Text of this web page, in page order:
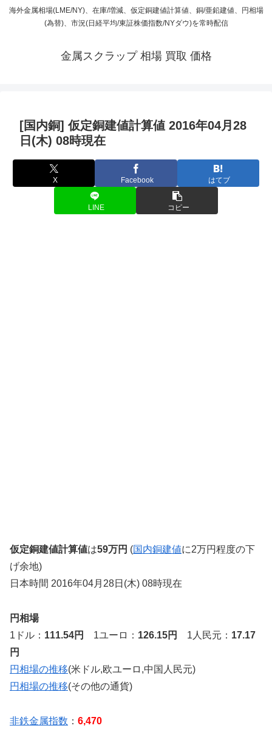
海外金属相場(LME/NY)、在庫/増減、仮定銅建値計算値、銅/亜鉛建値、円相場
(為替)、市況(日経平均/東証株価指数/NYダウ)を常時配信
金属スクラップ 相場 買取 価格
[国内銅] 仮定銅建値計算値 2016年04月28
日(木) 08時現在
X Facebook はてブ
LINE コピー
仮定銅建値計算値は59万円 (国内銅建値に2万円程度の下
げ余地)
日本時間 2016年04月28日(木) 08時現在
円相場
1ドル： 111.54円 1ユーロ： 126.15円 1人民元： 17.17
円
円相場の推移(米ドル,欧ユーロ,中国人民元)
円相場の推移(その他の通貨)
非鉄金属指数 ： 6,470